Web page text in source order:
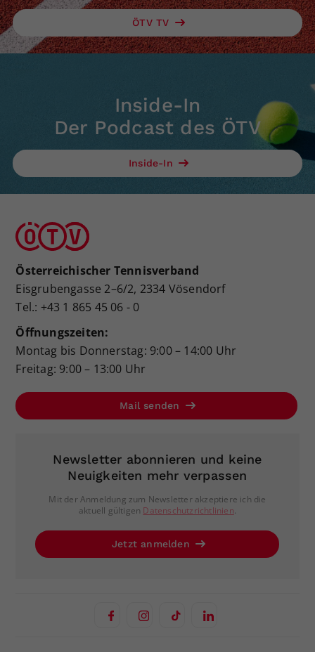
ÖTV TV
Inside-In
Der Podcast des ÖTV
Inside-In
Österreichischer Tennisverband
Eisgrubengasse 2–6/2, 2334 Vösendorf
Tel.: +43 1 865 45 06 - 0
Öffnungszeiten:
Montag bis Donnerstag: 9:00 – 14:00 Uhr
Freitag: 9:00 – 13:00 Uhr
Mail senden
Newsletter abonnieren und keine
Neuigkeiten mehr verpassen
Mit der Anmeldung zum Newsletter akzeptiere ich die
aktuell gültigen Datenschutzrichtlinien.
Jetzt anmelden